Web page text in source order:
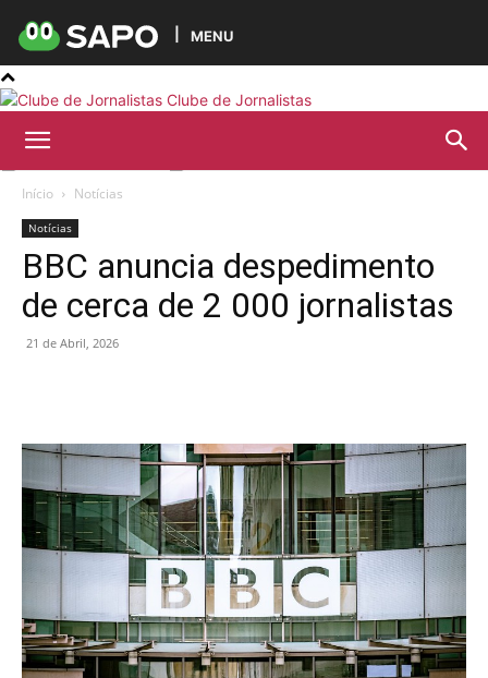
MENU
Clube de Jornalistas
Início Notícias
Notícias
BBC anuncia despedimento
de cerca de 2 000 jornalistas
21 de Abril, 2026